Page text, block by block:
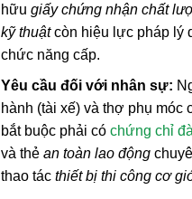
hữu giấy chứng nhận chất
kỹ thuậtcòn hiệu lực pháp lý
chức năng cấp.
Yêu cầu đối với nhân sự:
hành (tài xế) và thợ phụ móc
bắt buộc phải có chứng chỉ
và thẻ an toàn lao động
thao tác thiết bị thi công cơ